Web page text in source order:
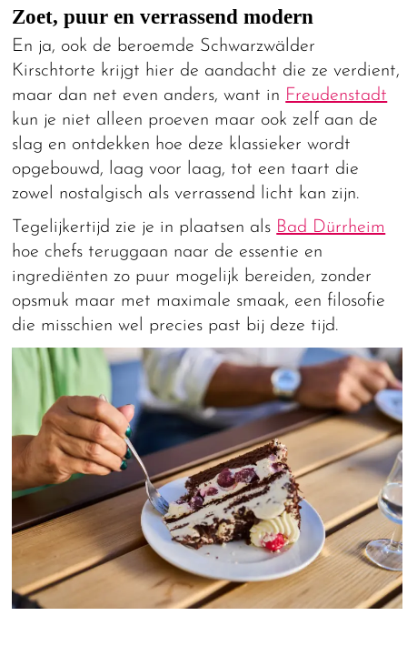
Zoet, puur en verrassend modern
En ja, ook de beroemde Schwarzwälder
Kirschtorte krijgt hier de aandacht die ze verdient,
maar dan net even anders, want in Freudenstadt
kun je niet alleen proeven maar ook zelf aan de
slag en ontdekken hoe deze klassieker wordt
opgebouwd, laag voor laag, tot een taart die
zowel nostalgisch als verrassend licht kan zijn.
Tegelijkertijd zie je in plaatsen als Bad Dürrheim
hoe chefs teruggaan naar de essentie en
ingrediënten zo puur mogelijk bereiden, zonder
opsmuk maar met maximale smaak, een filosofie
die misschien wel precies past bij deze tijd.